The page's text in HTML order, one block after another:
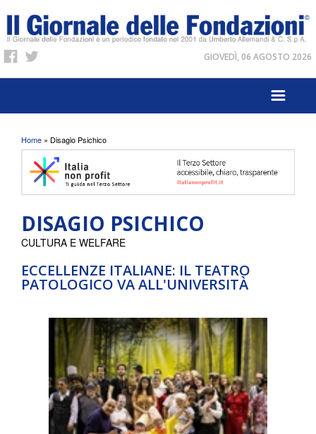
GIOVEDÌ, 06 AGOSTO 2026
Tu sei qui
Home » Disagio Psichico
DISAGIO PSICHICO
ECCELLENZE ITALIANE: IL TEATRO
PATOLOGICO VA ALL'UNIVERSITÀ
CULTURA E WELFARE